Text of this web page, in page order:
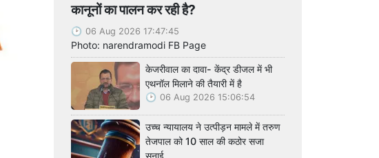
कानूनों का पालन कर रही है?
06 Aug 2026 17:47:45
Photo: narendramodi FB Page
केजरीवाल का दावा- केंद्र डीजल में भी
एथनॉल मिलाने की तैयारी में है
06 Aug 2026 15:06:54
उच्च न्यायालय ने उत्पीड़न मामले में तरुण
तेजपाल को 10 साल की कठोर सजा
सुनाई